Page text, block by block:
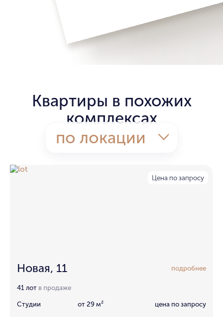
Квартиры в похожих
комплексах
по локации
Цена по запросу
Новая, 11 подробнее
41 лот в продаже
Студии от 29 м² цена по запросу